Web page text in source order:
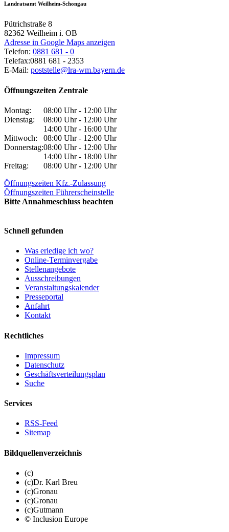
Landratsamt Weilheim-Schongau
Pütrichstraße 8
82362 Weilheim i. OB
Adresse in Google Maps anzeigen
Telefon: 0881 681 - 0
Telefax:0881 681 - 2353
E-Mail: poststelle@lra-wm.bayern.de
Öffnungszeiten Zentrale
Montag:
08:00 Uhr - 12:00 Uhr
Dienstag:
08:00 Uhr - 12:00 Uhr
14:00 Uhr - 16:00 Uhr
Mittwoch:
08:00 Uhr - 12:00 Uhr
Donnerstag:08:00 Uhr - 12:00 Uhr
14:00 Uhr - 18:00 Uhr
Freitag:
08:00 Uhr - 12:00 Uhr
Öffnungszeiten Kfz.-Zulassung
Öffnungszeiten Führerscheinstelle
Bitte Annahmeschluss beachten
Schnell gefunden
Was erledige ich wo?
Online-Terminvergabe
Stellenangebote
Ausschreibungen
Veranstaltungskalender
Presseportal
Anfahrt
Kontakt
Rechtliches
Impressum
Datenschutz
Geschäftsverteilungsplan
Suche
Services
RSS-Feed
Sitemap
Bildquellenverzeichnis
(c)
(c)Dr. Karl Breu
(c)Gronau
(c)Gronau
(c)Gutmann
© Inclusion Europe